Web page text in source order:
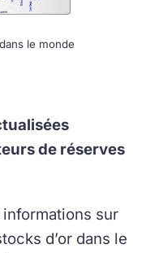
le monde
de réserves
sur
d’or dans le